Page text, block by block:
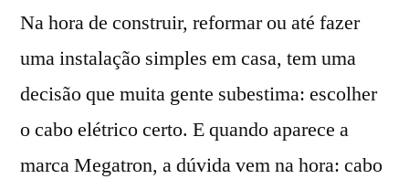
Na hora de construir, reformar ou até fazer
uma instalação simples em casa, tem uma
decisão que muita gente subestima: escolher
o cabo elétrico certo. E quando aparece a
marca Megatron, a dúvida vem na hora: cabo